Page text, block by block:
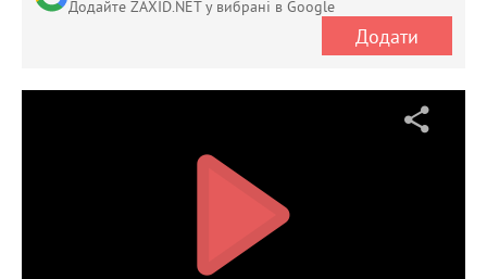
Додайте ZAXID.NET у вибрані в Google
Додати